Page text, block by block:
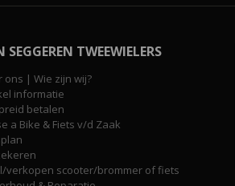
SEGGEREN TWEEWIELERS
ons | Wie zijn wij?
informatie
betalen
a Bike & Fiets v/d Zaak
verkopen scooter/brommer of fiets